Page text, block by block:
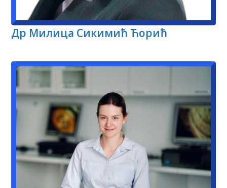
Др Милица Сикимић Ћорић